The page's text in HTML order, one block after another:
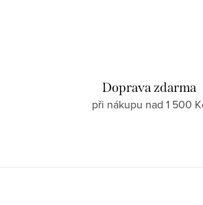
Doprava zdarma
při nákupu nad 1 500